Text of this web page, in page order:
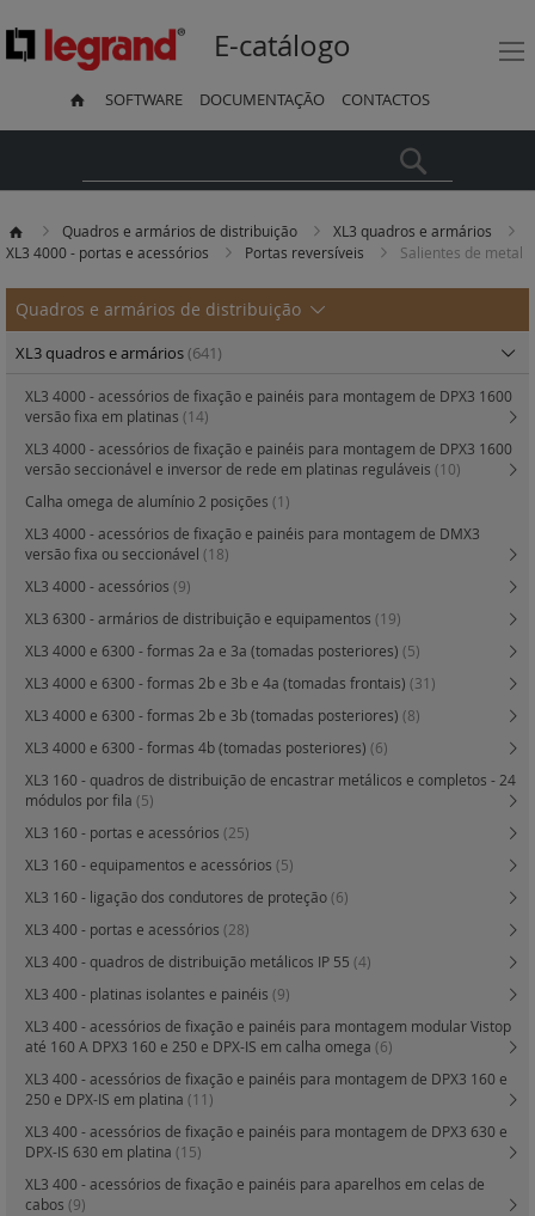
E-catálogo
SOFTWARE DOCUMENTAÇÃO CONTACTOS
Quadros e armários de distribuição
XL3 quadros e armários
XL3 4000 - portas e acessórios
Portas reversíveis Salientes de metal
Quadros e armários de distribuição
XL3 quadros e armários(641)
XL3 4000 - acessórios de fixação e painéis para montagem de DPX3 1600
versão fixa em platinas (14)
XL3 4000 - acessórios de fixação e painéis para montagem de DPX3 1600
versão seccionável e inversor de rede em platinas reguláveis (10)
Calha omega de alumínio 2 posições (1)
XL3 4000 - acessórios de fixação e painéis para montagem de DMX3
versão fixa ou seccionável (18)
XL3 4000 - acessórios (9)
XL3 6300 - armários de distribuição e equipamentos (19)
XL3 4000 e 6300 - formas 2a e 3a (tomadas posteriores) (5)
XL3 4000 e 6300 - formas 2b e 3b e 4a (tomadas frontais) (31)
XL3 4000 e 6300 - formas 2b e 3b (tomadas posteriores) (8)
XL3 4000 e 6300 - formas 4b (tomadas posteriores) (6)
XL3 160 - quadros de distribuição de encastrar metálicos e completos - 24
módulos por fila (5)
XL3 160 - portas e acessórios (25)
XL3 160 - equipamentos e acessórios (5)
XL3 160 - ligação dos condutores de proteção(6)
XL3 400 - portas e acessórios (28)
XL3 400 - quadros de distribuição metálicos IP 55 (4)
XL3 400 - platinas isolantes e painéis (9)
XL3 400 - acessórios de fixação e painéis para montagem modular Vistop
até 160 A DPX3 160 e 250 e DPX-IS em calha omega (6)
XL3 400 - acessórios de fixação e painéis para montagem de DPX3 160 e
250 e DPX-IS em platina (11)
XL3 400 - acessórios de fixação e painéis para montagem de DPX3 630 e
DPX-IS 630 em platina (15)
XL3 400 - acessórios de fixação e painéis para aparelhos em celas de
cabos (9)